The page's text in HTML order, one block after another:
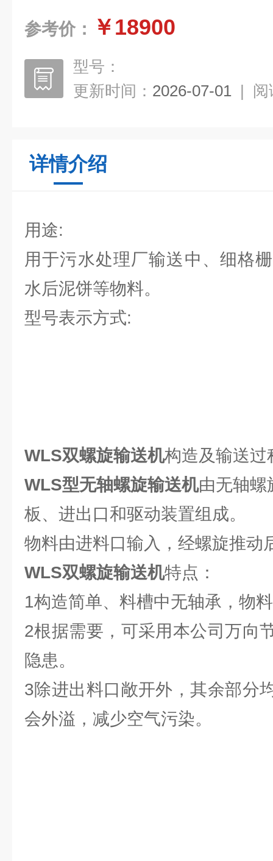
参考价： ￥18900
型号：
更新时间： 2026-07-01 | 阅
详情介绍
用途:
用于污水处理厂输送中、细格
水后泥饼等物料。
型号表示方式:
WLS双螺旋输送机构造及输送过
WLS型无轴螺旋输送机由无轴螺
板、进出口和驱动装置组成。
物料由进料口输入，经螺旋推动
WLS双螺旋输送机特点：
1构造简单、料槽中无轴承，物
2根据需要，可采用本公司万向
隐患。
3除进出料口敞开外，其余部分
会外溢，减少空气污染。